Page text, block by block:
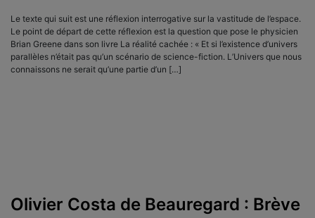
Le texte qui suit est une réflexion interrogative sur la vastitude de l’espace.
Le point de départ de cette réflexion est la question que pose le physicien
Brian Greene dans son livre La réalité cachée : « Et si l’existence d’univers
parallèles n’était pas qu’un scénario de science-fiction. L’Univers que nous
connaissons ne serait qu’une partie d’un […]
Olivier Costa de Beauregard : Brève